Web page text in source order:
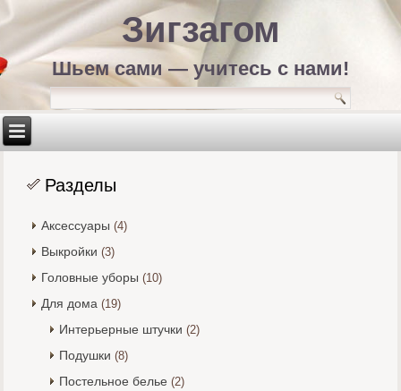
Зигзагом
Шьем сами — учитесь с нами!
Разделы
Аксессуары (4)
Выкройки (3)
Головные уборы (10)
Для дома (19)
Интерьерные штучки (2)
Подушки (8)
Постельное белье (2)